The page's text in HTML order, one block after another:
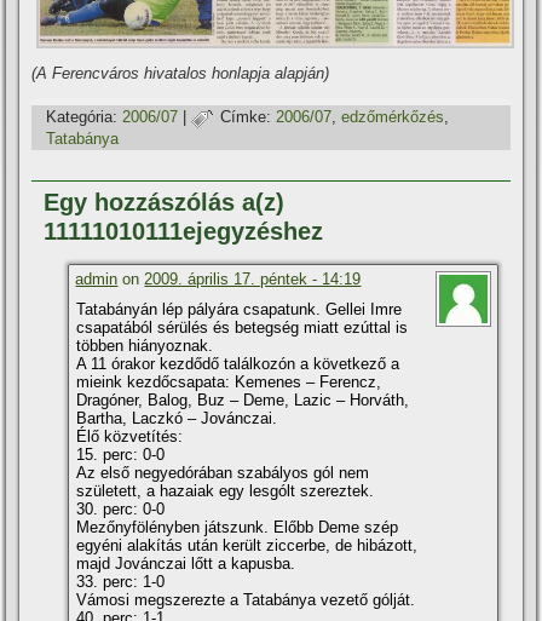
(A Ferencváros hivatalos honlapja alapján)
Kategória: 2006/07 | Címke: 2006/07,edzőmérkőzés,
Tatabánya
Egy hozzászólás a(z)
11111010111ejegyzéshez
admin on 2009. április 17. péntek - 14:19
Tatabányán lép pályára csapatunk. Gellei Imre
csapatából sérülés és betegség miatt ezúttal is
többen hiányoznak.
A 11 órakor kezdődő találkozón a következő a
mieink kezdőcsapata: Kemenes – Ferencz,
Dragóner, Balog, Buz – Deme, Lazic – Horváth,
Bartha, Laczkó – Jovánczai.
Élő közvetí­tés:
15. perc: 0-0
Az első negyedórában szabályos gól nem
született, a hazaiak egy lesgólt szereztek.
30. perc: 0-0
Mezőnyfölényben játszunk. Előbb Deme szép
egyéni alakí­tás után került ziccerbe, de hibázott,
majd Jovánczai lőtt a kapusba.
33. perc: 1-0
Vámosi megszerezte a Tatabánya vezető gólját.